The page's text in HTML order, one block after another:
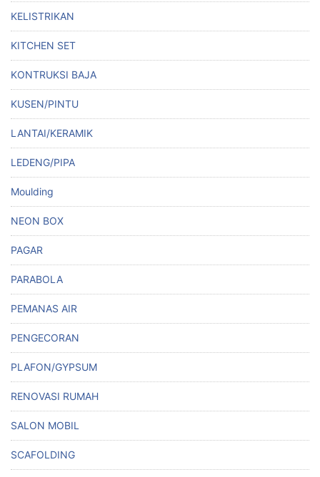
KELISTRIKAN
KITCHEN SET
KONTRUKSI BAJA
KUSEN/PINTU
LANTAI/KERAMIK
LEDENG/PIPA
Moulding
NEON BOX
PAGAR
PARABOLA
PEMANAS AIR
PENGECORAN
PLAFON/GYPSUM
RENOVASI RUMAH
SALON MOBIL
SCAFOLDING